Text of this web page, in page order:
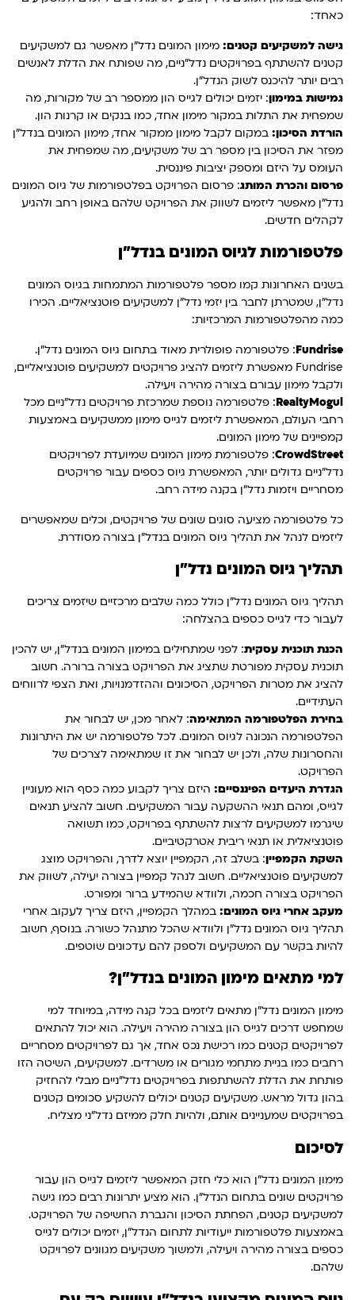
כאחד:
גישה למשקיעים קטנים: מימון המונים נדל"ן מאפשר גם למשקיעים
קטנים להשתתף בפרויקטים נדל"ניים, מה שפותח את הדלת לאנשים
רבים יותר להיכנס לשוק הנדל"ן.
גמישות במימון: יזמים יכולים לגייס הון ממספר רב של מקורות, מה
שמפחית את התלות במקור מימון אחד, כמו בנקים או קרנות הון.
הורדת הסיכון: במקום לקבל מימון ממקור אחד, מימון המונים בנדל"ן
מפזר את הסיכון בין מספר רב של משקיעים, מה שמפחית את
העומס על היזם ומספק יציבות פיננסית.
פרסום והכרת המותג: פרסום הפרויקט בפלטפורמות של גיוס המונים
נדל"ן מאפשר ליזמים לשווק את הפרויקט שלהם באופן רחב ולהגיע
לקהלים חדשים.
פלטפורמות לגיוס המונים בנדל"ן
בשנים האחרונות קמו מספר פלטפורמות המתמחות בגיוס המונים
נדל"ן, שמטרתן לחבר בין יזמי נדל"ן למשקיעים פוטנציאליים. הכירו
כמה מהפלטפורמות המרכזיות:
Fundrise: פלטפורמה פופולרית מאוד בתחום גיוס המונים נדל"ן.
Fundrise מאפשרת ליזמים להציג פרויקטים למשקיעים פוטנציאליים,
ולקבל מימון עבורם בצורה מהירה ויעילה.
RealtyMogul: פלטפורמה נוספת שמרכזת פרויקטים נדל"ניים מכל
רחבי העולם, המאפשרת ליזמים לגייס מימון ממשקיעים באמצעות
קמפיינים של מימון המונים.
CrowdStreet: פלטפורמת מימון המונים שמיועדת לפרויקטים
נדל"ניים גדולים יותר, המאפשרת גיוס כספים עבור פרויקטים
מסחריים ויזמות נדל"ן בקנה מידה רחב.
כל פלטפורמה מציעה סוגים שונים של פרויקטים, וכלים שמאפשרים
ליזמים לנהל את תהליך גיוס המונים בנדל"ן בצורה מסודרת.
תהליך גיוס המונים נדל"ן
תהליך גיוס המונים נדל"ן כולל כמה שלבים מרכזיים שיזמים צריכים
לעבור כדי לגייס כספים בהצלחה:
הכנת תוכנית עסקית: לפני שמתחילים במימון המונים בנדל"ן, יש להכין
תוכנית עסקית מפורטת שתציג את הפרויקט בצורה ברורה. חשוב
להציג את מטרות הפרויקט, הסיכונים וההזדמנויות, ואת הצפי לרווחים
העתידיים.
בחירת הפלטפורמה המתאימה: לאחר מכן, יש לבחור את
הפלטפורמה הנכונה לגיוס המונים. לכל פלטפורמה יש את היתרונות
והחסרונות שלה, ולכן יש לבחור את זו שמתאימה לצרכים של
הפרויקט.
הגדרת היעדים הפיננסיים: היזם צריך לקבוע כמה כסף הוא מעוניין
לגייס, ומהם תנאי ההשקעה עבור המשקיעים. חשוב להציע תנאים
שיגרמו למשקיעים לרצות להשתתף בפרויקט, כמו תשואה
פוטנציאלית או תנאי ריבית אטרקטיביים.
השקת הקמפיין: בשלב זה, הקמפיין יוצא לדרך, והפרויקט מוצג
למשקיעים פוטנציאליים. חשוב לנהל קמפיין בצורה יעילה, לשווק את
הפרויקט בצורה חכמה, ולוודא שהמידע ברור ומפורט.
מעקב אחרי גיוס המונים: במהלך הקמפיין, היזם צריך לעקוב אחרי
תהליך גיוס המונים נדל"ן ולוודא שהכל מתנהל כשורה. בנוסף, חשוב
להיות בקשר עם המשקיעים ולספק להם עדכונים שוטפים.
למי מתאים מימון המונים בנדל"ן?
מימון המונים נדל"ן מתאים ליזמים בכל קנה מידה, במיוחד למי
שמחפש דרכים לגייס הון בצורה מהירה ויעילה. הוא יכול להתאים
לפרויקטים קטנים כמו רכישת נכס אחד, אך גם לפרויקטים מסחריים
רחבים כמו בניית מתחמי מגורים או משרדים. למשקיעים, השיטה הזו
פותחת את הדלת להשתתפות בפרויקטים נדל"ניים מבלי להחזיק
בהון גדול מראש. משקיעים קטנים יכולים להשקיע סכומים קטנים
בפרויקטים שמעניינים אותם, ולהיות חלק ממיזם נדל"ני מצליח.
לסיכום
מימון המונים נדל"ן הוא כלי חזק המאפשר ליזמים לגייס הון עבור
פרויקטים שונים בתחום הנדל"ן. הוא מציע יתרונות רבים כמו גישה
למשקיעים קטנים, הפחתת הסיכון והגברת החשיפה של הפרויקט.
באמצעות פלטפורמות ייעודיות לתחום הנדל"ן, יזמים יכולים לגייס
כספים בצורה מהירה ויעילה, ולמשוך משקיעים מגוונים לפרויקט
שלהם.